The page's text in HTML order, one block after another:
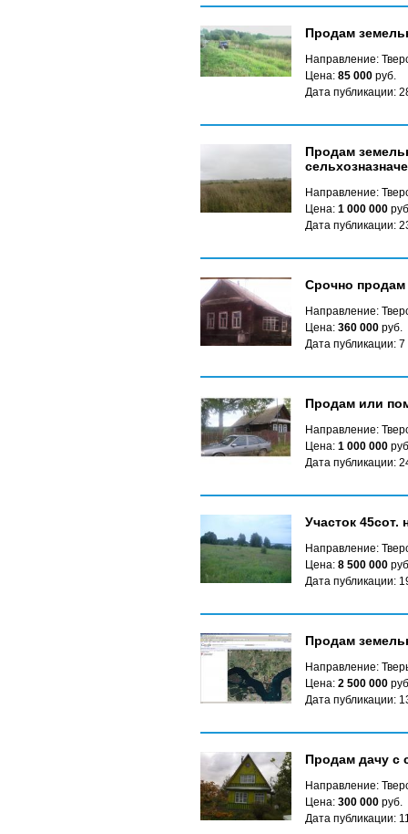
Продам
Направление:
Цена: 85 000 руб.
Дата публикации:
Продам
Направление:
Цена: 1 000 000
Дата публикации:
Срочно
Направление:
Цена: 360 000 руб.
Дата публикации:
Продам или
Направление:
Цена: 1 000 000
Дата публикации:
Участок 45сот.
Направление:
Цена: 8 500 000
Дата публикации:
Продам
Направление:
Цена: 2 500 000
Дата публикации:
Продам дачу с
Направление:
Цена: 300 000 руб.
Дата публикации: